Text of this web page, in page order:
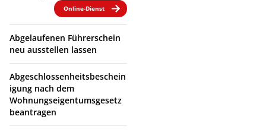
Online-Dienst
Abgelaufenen Führerschein
neu ausstellen lassen
Abgeschlossenheitsbeschein
igung nach dem
Wohnungseigentumsgesetz
beantragen